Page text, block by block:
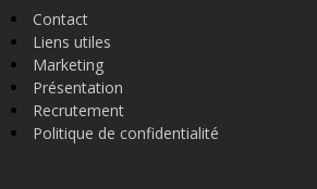
Contact
Liens utiles
Marketing
Présentation
Recrutement
Politique de confidentialité